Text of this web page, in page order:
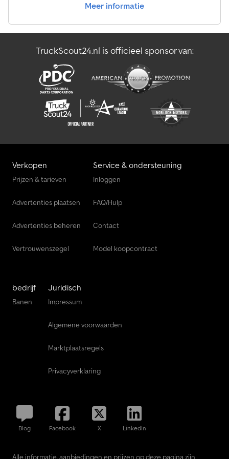
Rohrbach (Pfalz) Tel.: E-mail: Meer informatie op We speak
informatie Verkoop uitsluitend aan bedrijven (landbouw,
tussentijdse verkoop voorbehouden.
Meer informatie
TruckScout24.nl is officieel sponsor van:
Verkopen
Prijzen & tarieven
Advertenties plaatsen
Advertenties beheren
Vertrouwenszegel
Service & ondersteuning
Inloggen
FAQ/Hulp
Contact
Model koopcontract
bedrijf
Banen
Juridisch
Impressum
Algemene voorwaarden
Marktplaatsregels
Privacyverklaring
Blog Facebook X LinkedIn
Alle informatie, aanbiedingen en prijzen op deze pagina zijn